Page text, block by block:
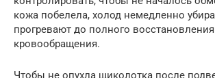
кожа побелела, холод немедленно
прогревают до полного восстановления
кровообращения.
Чтобы не опухла щиколотка после